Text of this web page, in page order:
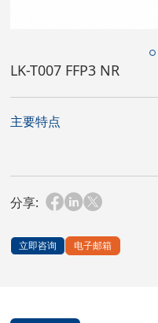
LK-T007 FFP3 NR
主要特点
分享:
立即咨询 电子邮箱